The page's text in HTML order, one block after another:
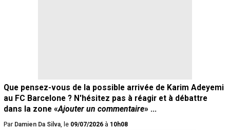
Que pensez-vous de la possible arrivée de Karim Adeyemi
au FC Barcelone ? N'hésitez pas à réagir et à débattre
dans la zone «Ajouter un commentaire» ...
Par Damien Da Silva, le 09/07/2026 à 10h08